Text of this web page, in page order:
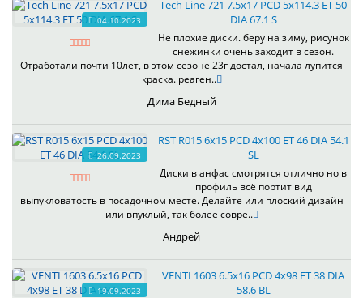
04.10.2023
Tech Line 721 7.5x17 PCD 5x114.3 ET 50
DIA 67.1 S
Не плохие диски. беру на зиму, рисунок
снежинки очень заходит в сезон.
Отработали почти 10лет, в этом сезоне 23г достал, начала лупится
краска. реаген..
Дима Бедный
26.09.2023
RST R015 6x15 PCD 4x100 ET 46 DIA 54.1
SL
Диски в анфас смотрятся отлично но в
профиль всё портит вид
выпукловатость в посадочном месте. Делайте или плоский дизайн
или впуклый, так более совре..
Андрей
19.09.2023
VENTI 1603 6.5x16 PCD 4x98 ET 38 DIA
58.6 BL